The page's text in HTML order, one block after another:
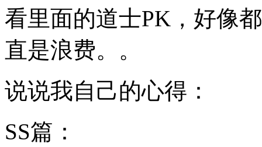
看里面的道士PK，好像
直是浪费。。
说说我自己的心得：
SS篇：